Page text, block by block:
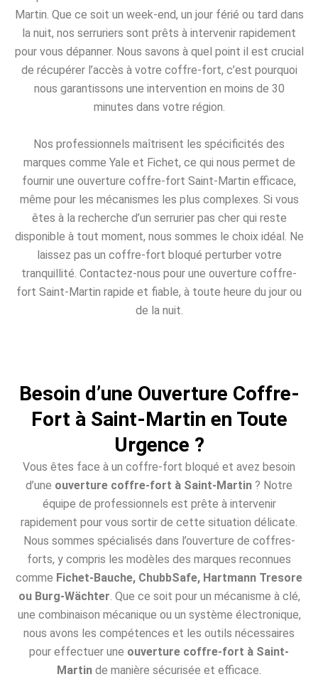
Martin. Que ce soit un week-end, un jour férié ou tard dans
la nuit, nos serruriers sont prêts à intervenir rapidement
pour vous dépanner. Nous savons à quel point il est crucial
de récupérer l’accès à votre coffre-fort, c’est pourquoi
nous garantissons une intervention en moins de 30
minutes dans votre région.
Nos professionnels maîtrisent les spécificités des
marques comme Yale et Fichet, ce qui nous permet de
fournir une ouverture coffre-fort Saint-Martin efficace,
même pour les mécanismes les plus complexes. Si vous
êtes à la recherche d’un serrurier pas cher qui reste
disponible à tout moment, nous sommes le choix idéal. Ne
laissez pas un coffre-fort bloqué perturber votre
tranquillité. Contactez-nous pour une ouverture coffre-
fort Saint-Martin rapide et fiable, à toute heure du jour ou
de la nuit.
Besoin d’une Ouverture Coffre-
Fort à Saint-Martin en Toute
Urgence ?
Vous êtes face à un coffre-fort bloqué et avez besoin
d’une ouverture coffre-fort à Saint-Martin ? Notre
équipe de professionnels est prête à intervenir
rapidement pour vous sortir de cette situation délicate.
Nous sommes spécialisés dans l’ouverture de coffres-
forts, y compris les modèles des marques reconnues
comme Fichet-Bauche, ChubbSafe, Hartmann Tresore
ou Burg-Wächter . Que ce soit pour un mécanisme à clé,
une combinaison mécanique ou un système électronique,
nous avons les compétences et les outils nécessaires
pour effectuer une ouverture coffre-fort à Saint-
Martin de manière sécurisée et efficace.